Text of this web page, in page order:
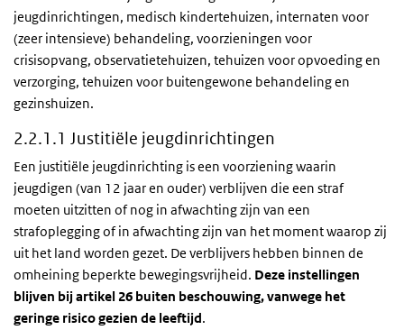
jeugdinrichtingen, medisch kindertehuizen, internaten voor
(zeer intensieve) behandeling, voorzieningen voor
crisisopvang, observatietehuizen, tehuizen voor opvoeding en
verzorging, tehuizen voor buitengewone behandeling en
gezinshuizen.
2.2.1.1 Justitiële jeugdinrichtingen
Een justitiële jeugdinrichting is een voorziening waarin
jeugdigen (van 12 jaar en ouder) verblijven die een straf
moeten uitzitten of nog in afwachting zijn van een
strafoplegging of in afwachting zijn van het moment waarop zij
uit het land worden gezet. De verblijvers hebben binnen de
omheining beperkte bewegingsvrijheid. Deze instellingen
blijven bij artikel 26 buiten beschouwing, vanwege het
geringe risico gezien de leeftijd.